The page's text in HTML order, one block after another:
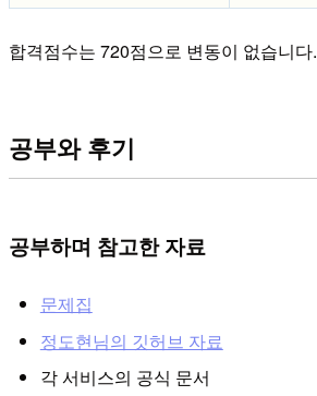
합격점수는 720점으로 변동이 없습니다.
공부와 후기
공부하며 참고한 자료
문제집
정도현님의 깃허브 자료
각 서비스의 공식 문서